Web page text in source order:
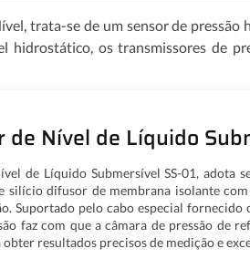
trata-se de um sensor de
hidrostático, os transmissores de
de Nível de Líquido
de Líquido Submersível SS-01, adota
silício difusor de membrana isolante
Suportado pelo cabo especial
faz com que a câmara de pressão de
resultados precisos de medição e